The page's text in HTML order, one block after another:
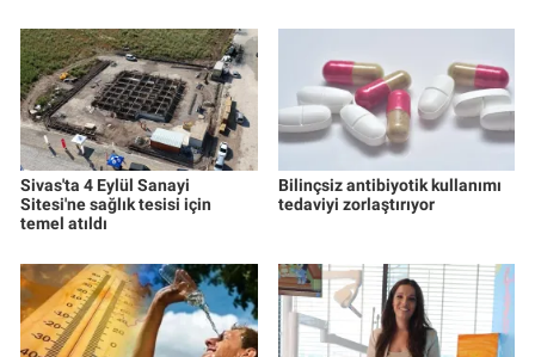
Sivas'ta 4 Eylül Sanayi
Sitesi'ne sağlık tesisi için
temel atıldı
Bilinçsiz antibiyotik kullanımı
tedaviyi zorlaştırıyor